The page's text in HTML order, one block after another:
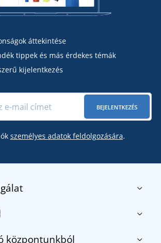
áttekintése
tippek és más érdekes témák
kijelentkezés
BEJELENTKEZÉS
személyes adatok feldolgozására.
központunkból